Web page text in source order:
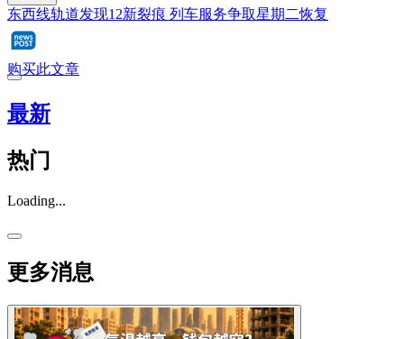
东西线轨道发现12新裂痕 列车服务争取星期二恢复
购买此文章
最新
热门
Loading...
更多消息